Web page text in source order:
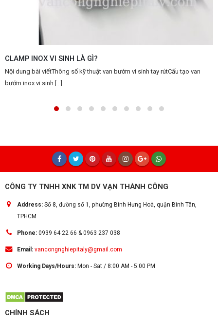
Teflon là gì? Ứng dụng của teflon
Nội dung bài viếtThông số kỹ thuật van bướm vi sinh tay rútCấu tạo van
bướm inox vi sinh [...]
CÔNG TY TNHH XNK TM DV VẠN THÀNH CÔNG
Address: Số 8, đường số 1, phường Bình Hưng Hoà, quận Bình Tân,
TPHCM
Phone: 0939 64 22 66 & 0963 237 038
Email: vancongnghiepitaly@gmail.com
Working Days/Hours: Mon - Sat / 8:00 AM - 5:00 PM
CHÍNH SÁCH